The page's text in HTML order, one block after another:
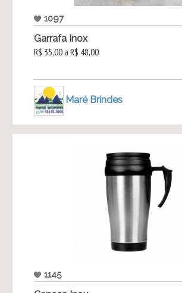
1097
Garrafa Inox
R$ 35,00 a R$ 48,00
Maré Brindes
1145